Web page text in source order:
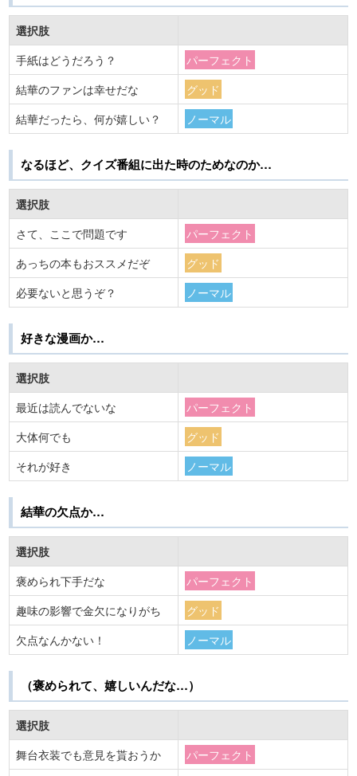
選択肢
手紙はどうだろう？
パーフェクト
結華のファンは幸せだな
グッド
結華だったら、何が嬉しい？
ノーマル
なるほど、クイズ番組に出た時のためなのか…
選択肢
さて、ここで問題です
パーフェクト
あっちの本もおススメだぞ
グッド
必要ないと思うぞ？
ノーマル
好きな漫画か…
選択肢
最近は読んでないな
パーフェクト
大体何でも
グッド
それが好き
ノーマル
結華の欠点か…
選択肢
褒められ下手だな
パーフェクト
趣味の影響で金欠になりがち
グッド
欠点なんかない！
ノーマル
（褒められて、嬉しいんだな…）
選択肢
舞台衣装でも意見を貰おうか
パーフェクト